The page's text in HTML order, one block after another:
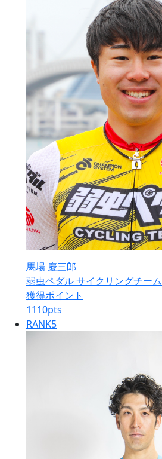
馬場 慶三郎
弱虫ペダル サイクリングチーム
獲得ポイント
1110pts
RANK5